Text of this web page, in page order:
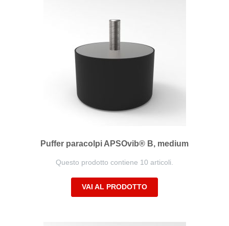
Puffer paracolpi APSOvib® B, medium
Questo prodotto contiene 10 articoli.
VAI AL PRODOTTO